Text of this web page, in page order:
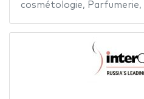
cosmétologie, Parfumerie,